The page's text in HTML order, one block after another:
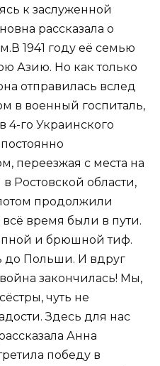
к заслуженной
рассказала о
1941 году её семью
Азию. Но как только
отправилась вслед
в военный госпиталь,
4-го Украинского
переезжая с места на
Ростовской области,
продолжили
время были в пути.
и брюшной тиф.
до Польши. И вдруг
закончилась! Мы,
чуть не
Здесь для нас
Анна
победу в